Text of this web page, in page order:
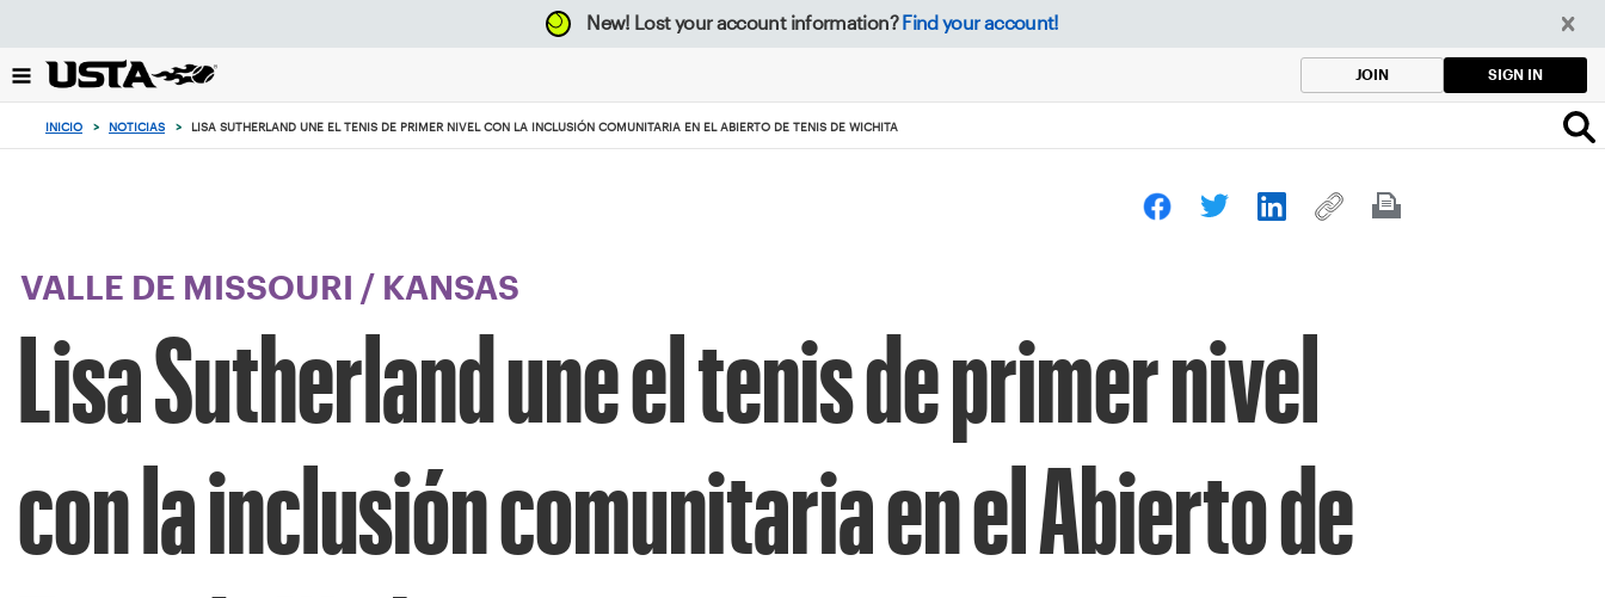
el
botón
New! Lost your account information? Find your account!
JOIN SIGN IN
INICIO > NOTICIAS > LISA SUTHERLAND UNE EL TENIS DE PRIMER NIVEL CON LA INCLUSIÓN COMUNITARIA EN EL ABIERTO DE TENIS DE WICHITA
VALLE DE MISSOURI / KANSAS
Lisa Sutherland une el tenis de primer nivel
con la inclusión comunitaria en el Abierto de